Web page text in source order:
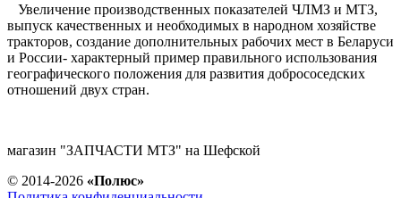
Увеличение производственных показателей ЧЛМЗ и МТЗ,
выпуск качественных и необходимых в народном хозяйстве
тракторов, создание дополнительных рабочих мест в Беларуси
и России- характерный пример правильного использования
географического положения для развития добрососедских
отношений двух стран.
магазин "ЗАПЧАСТИ МТЗ" на Шефской
© 2014-2026 «Полюс»